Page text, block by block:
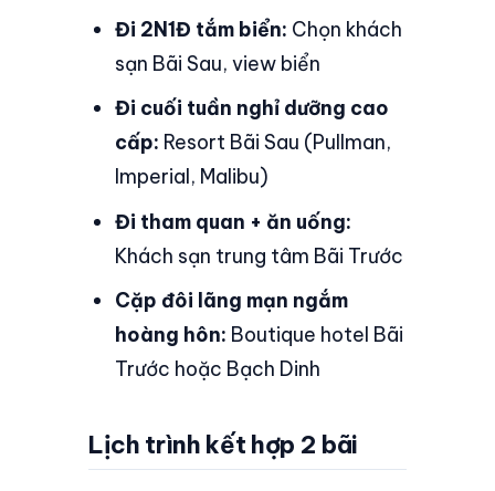
Đi 2N1Đ tắm biển: Chọn khách
sạn Bãi Sau, view biển
Đi cuối tuần nghỉ dưỡng cao
cấp: Resort Bãi Sau (Pullman,
Imperial, Malibu)
Đi tham quan + ăn uống:
Khách sạn trung tâm Bãi Trước
Cặp đôi lãng mạn ngắm
hoàng hôn: Boutique hotel Bãi
Trước hoặc Bạch Dinh
Lịch trình kết hợp 2 bãi